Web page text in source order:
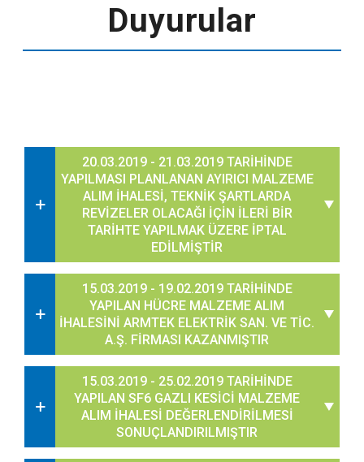
Duyurular
20.03.2019 - 21.03.2019 TARİHİNDE
YAPILMASI PLANLANAN AYIRICI MALZEME
ALIM İHALESİ, TEKNİK ŞARTLARDA
REVİZELER OLACAĞI İÇİN İLERİ BİR
TARİHTE YAPILMAK ÜZERE İPTAL
EDİLMİŞTİR
15.03.2019 - 19.02.2019 TARİHİNDE
YAPILAN HÜCRE MALZEME ALIM
İHALESİNİ ARMTEK ELEKTRİK SAN. VE TİC.
A.Ş. FİRMASI KAZANMIŞTIR
15.03.2019 - 25.02.2019 TARİHİNDE
YAPILAN SF6 GAZLI KESİCİ MALZEME
ALIM İHALESİ DEĞERLENDİRİLMESİ
SONUÇLANDIRILMIŞTIR